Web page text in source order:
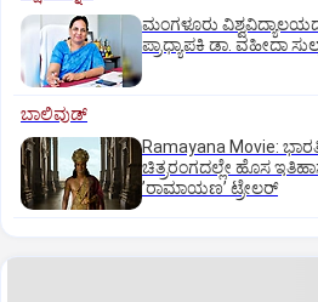
ಮಂಗಳೂರು ವಿಶ್ವವಿದ್ಯಾಲಯದ
ಪ್ರಾಧ್ಯಾಪಕಿ ಡಾ. ವಹೀದಾ
ಬಾಲಿವುಡ್‌
Ramayana Movie:
ಚಿತ್ರರಂಗದಲ್ಲೇ ಹೊಸ
ʼರಾಮಾಯಣʼ ಟ್ರೇಲರ್